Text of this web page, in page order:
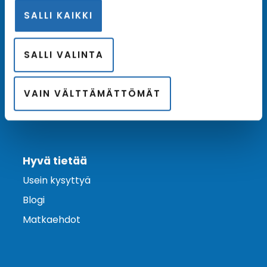
SALLI KAIKKI
SALLI VALINTA
VAIN VÄLTTÄMÄTTÖMÄT
Ota yhteyttä
Asiakaspalvelu
Lähetä tarjouspyyntö
Varaa risteily
Hyvä tietää
Usein kysyttyä
Blogi
Matkaehdot